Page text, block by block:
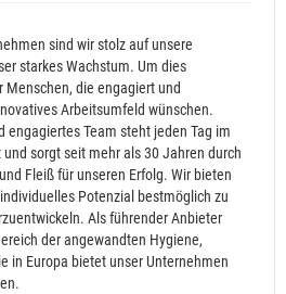
sind wir stolz auf unsere
starkes Wachstum. Um dies
die engagiert und
Arbeitsumfeld wünschen.
engagiertes Team steht jeden Tag im
sorgt seit mehr als 30 Jahren durch
Fleiß für unseren Erfolg. Wir bieten
Potenzial bestmöglich zu
Als führender Anbieter
der angewandten Hygiene,
in Europa bietet unser Unternehmen